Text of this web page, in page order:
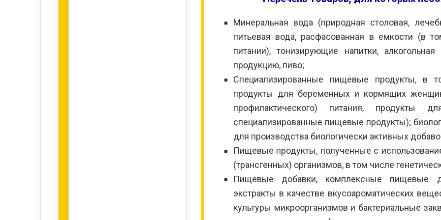
Минеральная вода (природная столовая,
питьевая вода, расфасованная в емкости (в
питании), тонизирующие напитки,
продукцию, пиво;
Специализированные пищевые продукты, в
продукты для беременных и кормящих
профилактического) питания, продукты
специализированные пищевые продукты);
для производства биологически активных
Пищевые продукты, полученные с
(трансгенных) организмов, в том числе
Пищевые добавки, комплексные пищевые
экстракты в качестве вкусоароматических
культуры микроорганизмов и бактериальные